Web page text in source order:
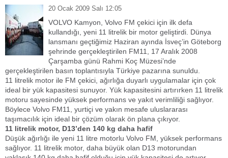
20 Ocak 2009 Salı 12:05
VOLVO Kamyon, Volvo FM çekici için ilk defa
kullandığı, yeni 11 litrelik bir motor geliştirdi. Dünya
lansmanı geçtiğimiz Haziran ayında İsveç’in Göteborg
şehrinde gerçekleştirilen FM11, 17 Aralık 2008
Çarşamba günü Rahmi Koç Müzesi’nde
gerçekleştirilen basın toplantısıyla Türkiye pazarına sunuldu.
11 litrelik motor ile FM çekici, ağırlığa duyarlı uygulamalar için çok
ideal bir yük kapasitesi sunuyor. Yük kapasitesini artırırken 11 litrelik
motoru sayesinde yüksek performans ve yakıt verimliliği sağlıyor.
Böylece Volvo FM11, yurtiçi ve yakın mesafe uluslararası
taşımacılık için ideal bir çözüm olarak ön plana çıkıyor.
11 litrelik motor, D13’den 140 kg daha hafif
Düşük ağırlığı ile yeni 11 litre motorlu Volvo FM, yüksek performans
sağlıyor. 11 litrelik motor, daha büyük olan D13 motorundan